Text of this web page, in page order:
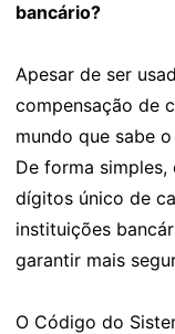
bancário?
Apesar de ser
compensação de
mundo que sabe
De forma
dígitos único de
instituições
garantir mais
O Código do